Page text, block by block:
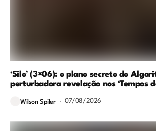
‘Silo’ (3×06): o plano secreto do
perturbadora revelação nos ‘Tempos
Wilson Spiler 07/08/2026